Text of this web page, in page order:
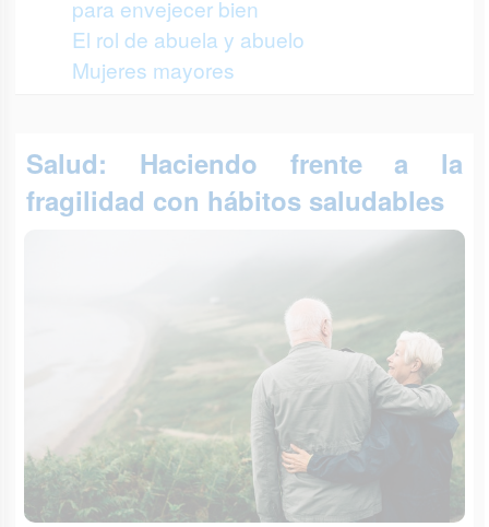
para envejecer bien
El rol de abuela y abuelo
Mujeres mayores
Salud: Haciendo frente a la
fragilidad con hábitos saludables